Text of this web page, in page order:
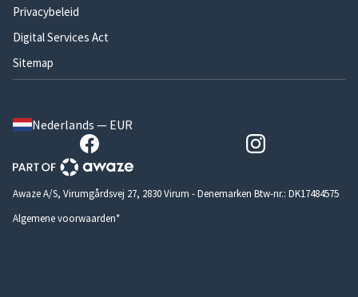
Privacybeleid
Digital Services Act
Sitemap
Nederlands — EUR
Awaze A/S, Virumgårdsvej 27, 2830 Virum - Denemarken Btw-nr.: DK17484575
Algemene voorwaarden*